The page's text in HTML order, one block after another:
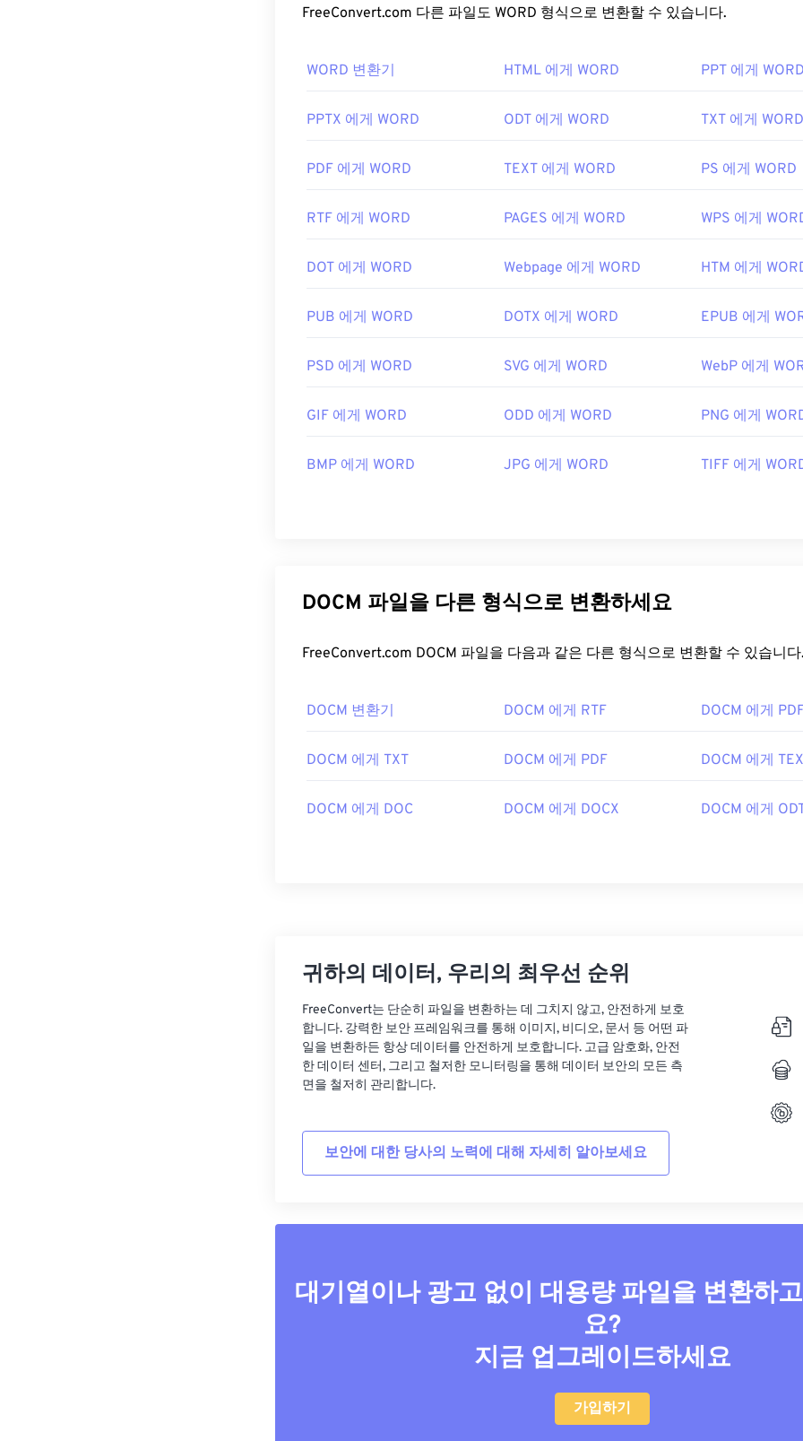
FreeConvert.com 다른 파일도 WORD 형식으로 변환할 수 있습니다.
WORD 변환기 HTML 에게 WORD PPT 에게 WORD
PPTX 에게 WORD ODT 에게 WORD TXT 에게 WORD
PDF 에게 WORD TEXT 에게 WORD PS 에게 WORD
RTF 에게 WORD PAGES 에게 WORD WPS 에게
DOT 에게 WORD Webpage 에게 WORD HTM 에게
PUB 에게 WORD DOTX 에게 WORD EPUB 에게
PSD 에게 WORD SVG 에게 WORD WebP 에게
GIF 에게 WORD ODD 에게 WORD PNG 에게
BMP 에게 WORD JPG 에게 WORD TIFF 에게
DOCM 파일을 다른 형식으로 변환하세요
FreeConvert.com DOCM 파일을 다음과 같은 다른 형식으로 변환할 수 있습니다.
DOCM 변환기 DOCM 에게 RTF DOCM 에게
DOCM 에게 TXT DOCM 에게 PDF DOCM 에게
DOCM 에게 DOC DOCM 에게 DOCX DOCM 에게
귀하의 데이터, 우리의 최우선 순위
FreeConvert는 단순히 파일을 변환하는 데 그치지 않고, 안전하게 보호
합니다. 강력한 보안 프레임워크를 통해 이미지, 비디오, 문서 등 어떤 파
일을 변환하든 항상 데이터를 안전하게 보호합니다. 고급 암호화, 안전
한 데이터 센터, 그리고 철저한 모니터링을 통해 데이터 보안의 모든 측
면을 철저히 관리합니다.
보안에 대한 당사의 노력에 대해 자세히 알아보세요
대기열이나 광고 없이 대용량 파일을 변환하
요?
지금 업그레이드하세요
가입하기